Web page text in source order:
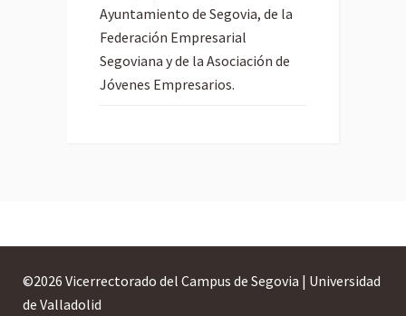
Ayuntamiento de Segovia, de la
Federación Empresarial
Segoviana y de la Asociación de
Jóvenes Empresarios.
©2026 Vicerrectorado del Campus de Segovia | Universidad
de Valladolid